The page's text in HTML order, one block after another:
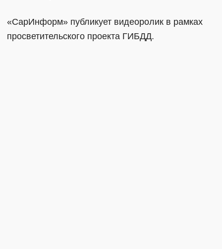
«СарИнформ» публикует видеоролик в рамках
просветительского проекта ГИБДД.